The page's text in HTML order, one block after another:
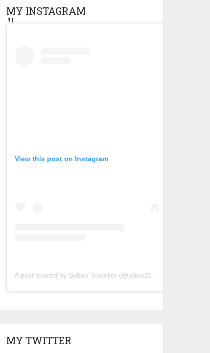
MY INSTAGRAM
View this post on Instagram
A post shared by Sultan Traveller (@jokka2traveller)
MY TWITTER